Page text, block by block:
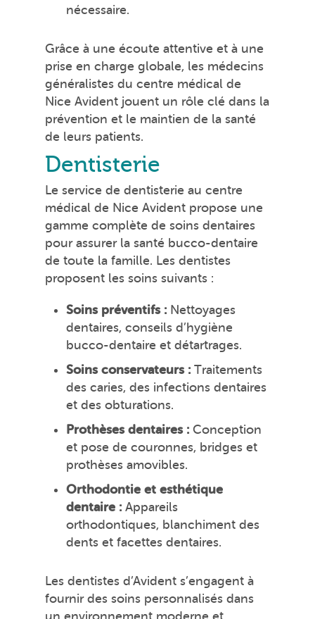
nécessaire.
Grâce à une écoute attentive et à une
prise en charge globale, les médecins
généralistes du centre médical de
Nice Avident jouent un rôle clé dans la
prévention et le maintien de la santé
de leurs patients.
Dentisterie
Le service de dentisterie au centre
médical de Nice Avident propose une
gamme complète de soins dentaires
pour assurer la santé bucco-dentaire
de toute la famille. Les dentistes
proposent les soins suivants :
Soins préventifs : Nettoyages
dentaires, conseils d’hygiène
bucco-dentaire et détartrages.
Soins conservateurs : Traitements
des caries, des infections dentaires
et des obturations.
Prothèses dentaires : Conception
et pose de couronnes, bridges et
prothèses amovibles.
Orthodontie et esthétique
dentaire : Appareils
orthodontiques, blanchiment des
dents et facettes dentaires.
Les dentistes d’Avident s’engagent à
fournir des soins personnalisés dans
un environnement moderne et